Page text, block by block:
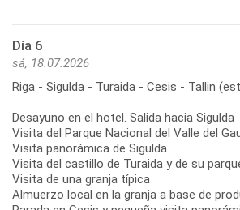
Día 6
sá, 18.07.2026
Riga - Sigulda - Turaida - Cesis - Tallin
Desayuno en el hotel. Salida hacia Sigulda
Visita del Parque Nacional del Valle del
Visita panorámica de Sigulda
Visita del castillo de Turaida y de su
Visita de una granja típica
Almuerzo local en la granja a base de